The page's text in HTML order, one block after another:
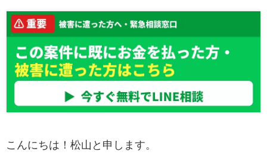
こんにちは！松山と申します。